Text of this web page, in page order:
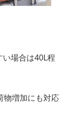
場合は40L程
物増加にも対応